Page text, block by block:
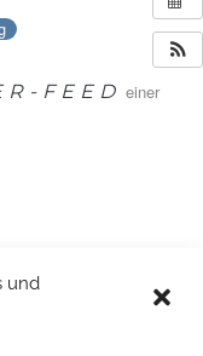
und
FEED einer